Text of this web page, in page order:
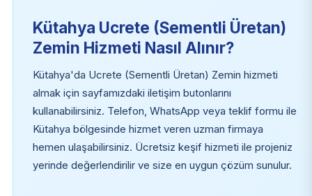
Kütahya Ucrete (Sementli Üretan)
Zemin Hizmeti Nasıl Alınır?
Kütahya'da Ucrete (Sementli Üretan) Zemin hizmeti
almak için sayfamızdaki iletişim butonlarını
kullanabilirsiniz. Telefon, WhatsApp veya teklif formu ile
Kütahya bölgesinde hizmet veren uzman firmaya
hemen ulaşabilirsiniz. Ücretsiz keşif hizmeti ile projeniz
yerinde değerlendirilir ve size en uygun çözüm sunulur.